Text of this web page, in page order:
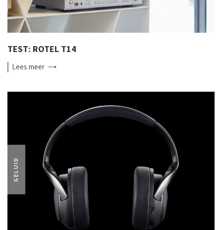
TEST: ROTEL T14
Leesmeer
GELUID